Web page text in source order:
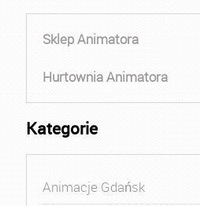
Sklep Animatora
Hurtownia Animatora
Kategorie
Animacje Gdańsk